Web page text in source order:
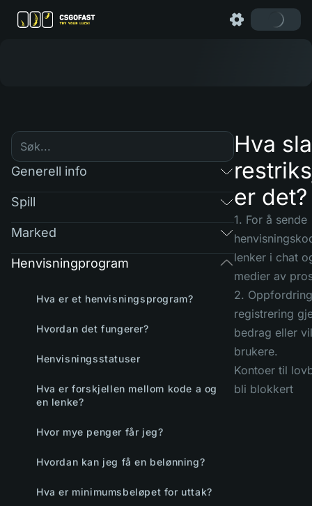
Generell info
Spill
Marked
Henvisningprogram
Hva er et henvisningsprogram?
Hvordan det fungerer?
Henvisningsstatuser
Hva er forskjellen mellom kode a og
en lenke?
Hvor mye penger får jeg?
Hvordan kan jeg få en belønning?
Hva er minimumsbeløpet for uttak?
Hva
er det?
1. For å sende
lenker i chat
medier av
2.
registrering
bedrag eller
brukere.
Kontoer til
bli blokkert